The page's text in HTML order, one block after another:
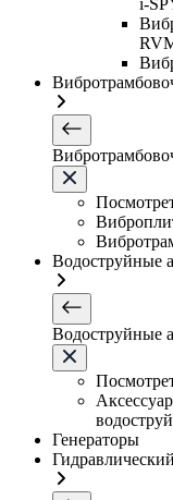
i-
Водоструйные
Водоструйные
Генераторы